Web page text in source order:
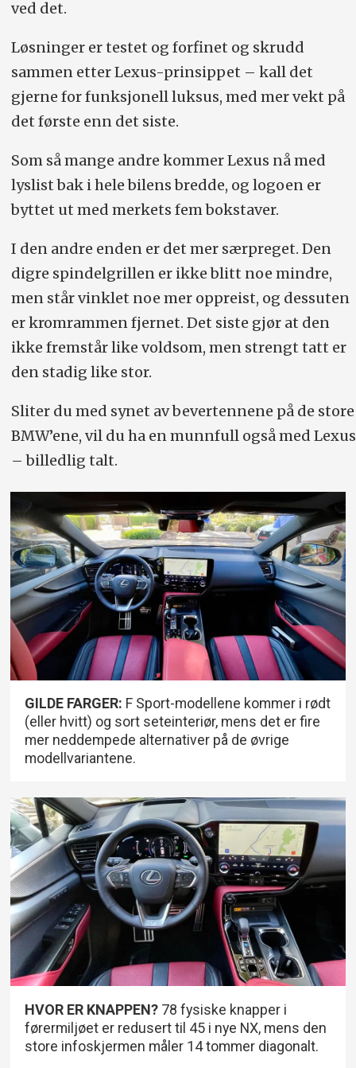
ved det.
Løsninger er testet og forfinet og skrudd
sammen etter Lexus-prinsippet – kall det
gjerne for funksjonell luksus, med mer vekt på
det første enn det siste.
Som så mange andre kommer Lexus nå med
lyslist bak i hele bilens bredde, og logoen er
byttet ut med merkets fem bokstaver.
I den andre enden er det mer særpreget. Den
digre spindelgrillen er ikke blitt noe mindre,
men står vinklet noe mer oppreist, og dessuten
er kromrammen fjernet. Det siste gjør at den
ikke fremstår like voldsom, men strengt tatt er
den stadig like stor.
Sliter du med synet av bevertennene på de store
BMW’ene, vil du ha en munnfull også med Lexus
– billedlig talt.
GILDE FARGER: F Sport-modellene kommer i rødt
(eller hvitt) og sort seteinteriør, mens det er fire
mer neddempede alternativer på de øvrige
modellvariantene.
HVOR ER KNAPPEN? 78 fysiske knapper i
førermiljøet er redusert til 45 i nye NX, mens den
store infoskjermen måler 14 tommer diagonalt.